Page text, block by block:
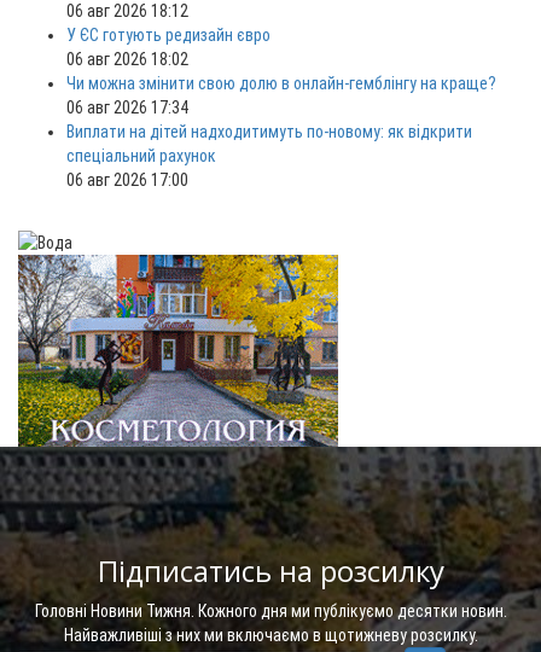
06 авг 2026 18:12
У ЄС готують редизайн євро
06 авг 2026 18:02
Чи можна змінити свою долю в онлайн-гемблінгу на краще?
06 авг 2026 17:34
Виплати на дітей надходитимуть по-новому: як відкрити
спеціальний рахунок
06 авг 2026 17:00
Підписатись на розсилку
Головні Новини Тижня. Кожного дня ми публікуємо десятки новин.
Найважливіші з них ми включаємо в щотижневу розсилку.